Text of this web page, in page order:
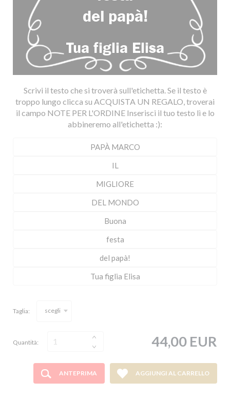
Scrivi il testo che si troverà sull'etichetta. Se il testo è
troppo lungo clicca su ACQUISTA UN REGALO, troverai
il campo NOTE PER L'ORDINE Inserisci il tuo testo lì e lo
abbineremo all'etichetta :):
Taglia: scegli
Quantità: 44,00 EUR
AGGIUNGI AL CARRELLO
ANTEPRIMA